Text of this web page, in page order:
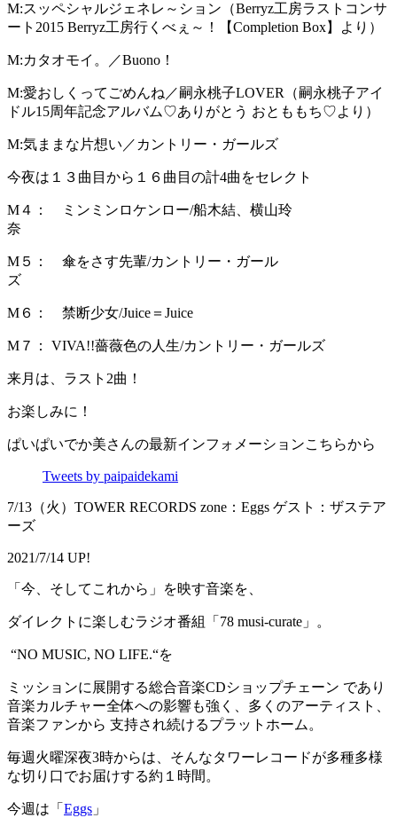
M:スッペシャルジェネレ～ション（Berryz工房ラストコンサ
ート2015 Berryz工房行くべぇ～！【Completion Box】より）
M:カタオモイ。／Buono！
M:愛おしくってごめんね／嗣永桃子LOVER（嗣永桃子アイ
ドル15周年記念アルバム♡ありがとう おとももち♡より）
M:気ままな片想い／カントリー・ガールズ
今夜は１３曲目から１６曲目の計4曲をセレクト
M４： ミンミンロケンロー/船木結、横山玲
M５： 傘をさす先輩/カントリー・ガール
M６： 禁断少女/Juice＝Juice
M７： VIVA!!薔薇色の人生/カントリー・ガールズ
来月は、ラスト2曲！
お楽しみに！
ぱいぱいでか美さんの最新インフォメーションこちらから
Tweets by paipaidekami
7/13（火）TOWER RECORDS zone：Eggs ゲスト：ザステア
ーズ
2021/7/14 UP!
「今、そしてこれから」を映す音楽を、
ダイレクトに楽しむラジオ番組「78 musi-curate」。
“NO MUSIC, NO LIFE.“を
ミッションに展開する総合音楽CDショップチェーン であり
音楽カルチャー全体への影響も強く、多くのアーティスト、
音楽ファンから 支持され続けるプラットホーム。
毎週火曜深夜3時からは、そんなタワーレコードが多種多様
な切り口でお届けする約１時間。
今週は「 Eggs 」